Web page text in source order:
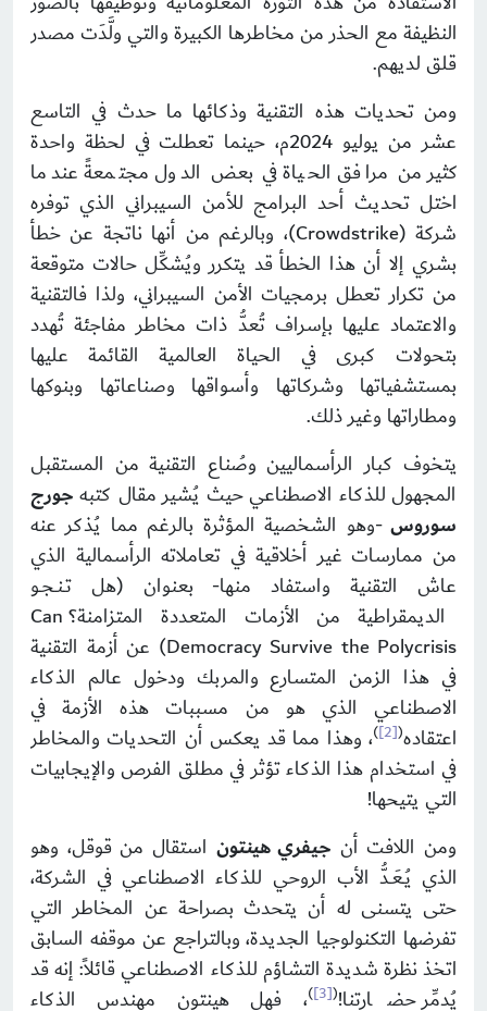
النظيفة مع الحذر من مخاطرها الكبيرة والتي ولَّدَت مصدر
قلق لديهم.
ومن تحديات هذه التقنية وذكائها ما حدث في التاسع
عشر من يوليو 2024م، حينما تعطلت في لحظة واحدة
كثير من مرافق الحياة في بعض الدول مجتمعةً عندما
اختل تحديث أحد البرامج للأمن السيبراني الذي توفره
شركة (Crowdstrike)، وبالرغم من أنها ناتجة عن خطأ
بشري إلا أن هذا الخطأ قد يتكرر ويُشكِّل حالات متوقعة
من تكرار تعطل برمجيات الأمن السيبراني، ولذا فالتقنية
والاعتماد عليها بإسراف تُعدُّ ذات مخاطر مفاجئة تُهدد
بتحولات كبرى في الحياة العالمية القائمة عليها
بمستشفياتها وشركاتها وأسواقها وصناعاتها وبنوكها
ومطاراتها وغير ذلك.
يتخوف كبار الرأسماليين وصُناع التقنية من المستقبل
المجهول للذكاء الاصطناعي حيث يُشير مقال كتبهجورج
سوروس-وهو الشخصية المؤثرة بالرغم مما يُذكر عنه
من ممارسات غير أخلاقية في تعاملاته الرأسمالية الذي
عاش التقنية واستفاد منها- بعنوان (هل تـنـجـو
الديمقراطية من الأزمات المتعددة المتزامنة؟ Can
Democracy Survive the Polycrisis) عن أزمة التقنية
في هذا الزمن المتسارع والمربك ودخول عالم الذكاء
الاصطناعي الذي هو من مسببات هذه الأزمة في
اعتقاده(
[2]
)، وهذا مما قد يعكس أن التحديات والمخاطر
في استخدام هذا الذكاء تؤثر في مطلق الفرص والإيجابيات
التي يتيحها!
ومن اللافت أن جيفري هينتون استقال من قوقل، وهو
الذي يُـعَـدُّ الأب الروحي للذكاء الاصطناعي في الشركة،
حتى يتسنى له أن يتحدث بصراحة عن المخاطر التي
تفرضها التكنولوجيا الجديدة، وبالتراجع عن موقفه السابق
اتخذ نظرة شديدة التشاؤم للذكاء الاصطناعي قائلاً: إنه قد
يُدمِّر حضارتنا!(
[3]
)، فهل هينتون مهندس الذكاء